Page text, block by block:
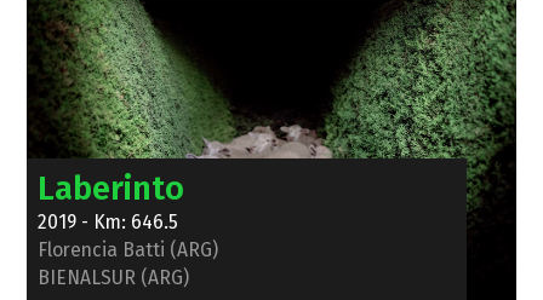
Laberinto
2019 - Km: 646.5
Florencia Batti (ARG)
BIENALSUR (ARG)